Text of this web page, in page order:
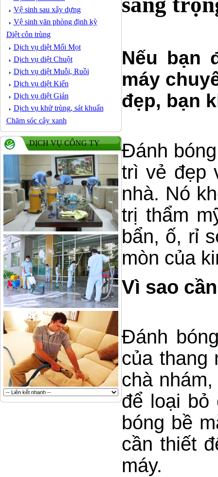
Vệ sinh sau xây dựng
Vệ sinh văn phòng định kỳ
Diệt côn trùng
Dịch vụ diệt Mối Mọt
Dịch vụ diệt Chuột
Dịch vụ diệt Muỗi, Ruồi
Dịch vụ diệt Kiến
Dịch vụ diệt Gián
Dịch vụ khử trùng, sát khuẩn
Chăm sóc cây xanh
DỊCH VỤ CÔNG TY
Nếu bạn
máy
đẹp, bạn
Đánh
trì vẻ đẹp
nhà. Nó
trị thẩm
bẩn, ố, rỉ
mòn của
Vì sao
Đánh
của thang
chà
để loại bỏ
bóng bề
cần thiết
máy.